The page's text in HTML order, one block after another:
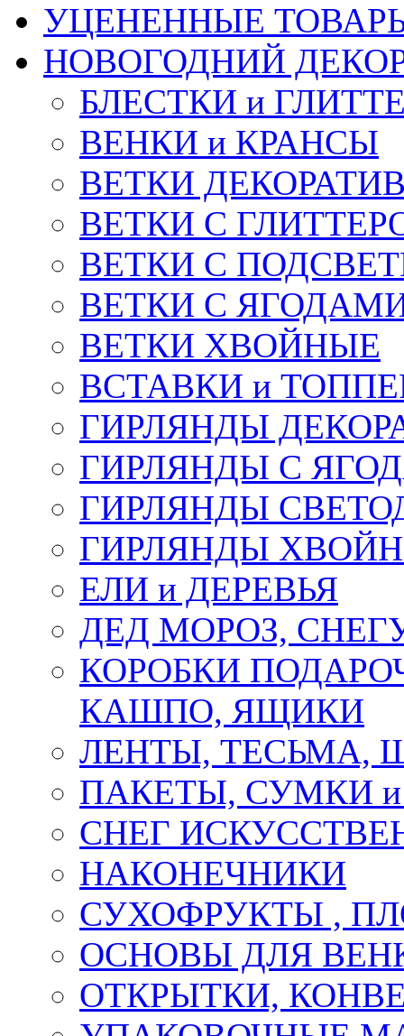
УЦЕНЕННЫЕ
НОВОГОДНИЙ
БЛЕСТКИ и
ВЕНКИ и КРАНСЫ
ВЕТКИ
ВЕТКИ С
ВЕТКИ С
ВЕТКИ С
ВЕТКИ ХВОЙНЫЕ
ВСТАВКИ и
ГИРЛЯНДЫ
ГИРЛЯНДЫ С
ГИРЛЯНДЫ
ГИРЛЯНДЫ
ЕЛИ и ДЕРЕВЬЯ
ДЕД МОРОЗ,
КОРОБКИ
КАШПО, ЯЩИКИ
ЛЕНТЫ, ТЕСЬМА,
ПАКЕТЫ, СУМКИ
СНЕГ
НАКОНЕЧНИКИ
СУХОФРУКТЫ ,
ОСНОВЫ ДЛЯ
ОТКРЫТКИ,